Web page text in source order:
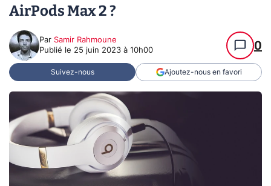
AirPods Max 2 ?
Par Samir Rahmoune
Publié le 25 juin 2023 à 10h00 0
Suivez-nous Ajoutez-nous en favori